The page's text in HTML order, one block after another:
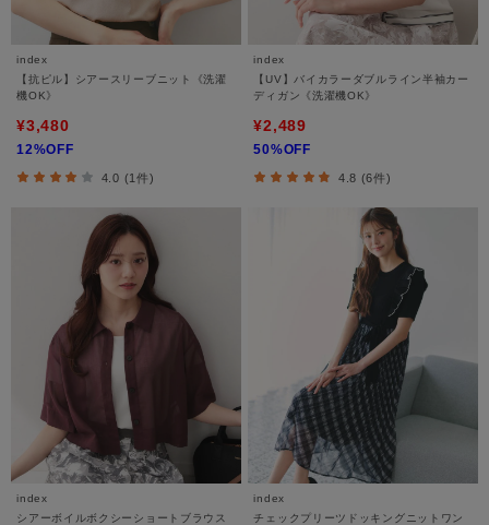
index
【抗ピル】シアースリーブニット《洗濯
機OK》
¥3,480
12%OFF
4.0 (1件)
index
【UV】バイカラーダブルライン半袖カー
ディガン《洗濯機OK》
¥2,489
50%OFF
4.8 (6件)
index
シアーボイルボクシーショートブラウス
index
チェックプリーツドッキングニットワン